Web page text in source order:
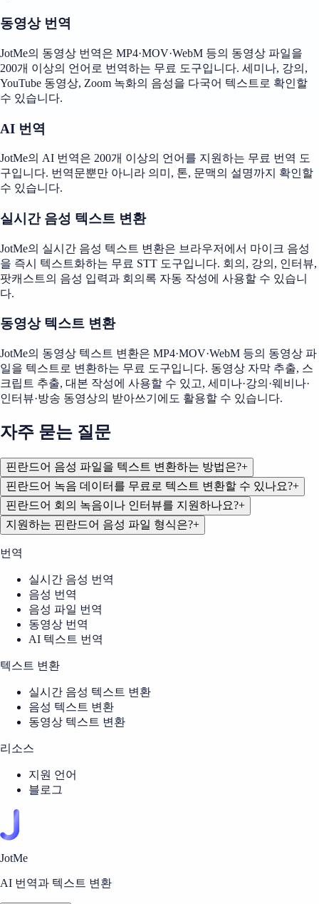
동영상 번역
JotMe의 동영상 번역은 MP4·MOV·WebM 등의 동영상 파일을
200개 이상의 언어로 번역하는 무료 도구입니다. 세미나, 강의,
YouTube 동영상, Zoom 녹화의 음성을 다국어 텍스트로 확인할
수 있습니다.
AI 번역
JotMe의 AI 번역은 200개 이상의 언어를 지원하는 무료 번역 도
구입니다. 번역문뿐만 아니라 의미, 톤, 문맥의 설명까지 확인할
수 있습니다.
실시간 음성 텍스트 변환
JotMe의 실시간 음성 텍스트 변환은 브라우저에서 마이크 음성
을 즉시 텍스트화하는 무료 STT 도구입니다. 회의, 강의, 인터뷰,
팟캐스트의 음성 입력과 회의록 자동 작성에 사용할 수 있습니
다.
동영상 텍스트 변환
JotMe의 동영상 텍스트 변환은 MP4·MOV·WebM 등의 동영상 파
일을 텍스트로 변환하는 무료 도구입니다. 동영상 자막 추출, 스
크립트 추출, 대본 작성에 사용할 수 있고, 세미나·강의·웨비나·
인터뷰·방송 동영상의 받아쓰기에도 활용할 수 있습니다.
자주 묻는 질문
핀란드어 음성 파일을 텍스트 변환하는 방법은?+
핀란드어 녹음 데이터를 무료로 텍스트 변환할 수 있나요?+
핀란드어 회의 녹음이나 인터뷰를 지원하나요?+
지원하는 핀란드어 음성 파일 형식은?+
번역
실시간 음성 번역
음성 번역
음성 파일 번역
동영상 번역
AI 텍스트 번역
텍스트 변환
실시간 음성 텍스트 변환
음성 텍스트 변환
동영상 텍스트 변환
리소스
지원 언어
블로그
JotMe
AI 번역과 텍스트 변환